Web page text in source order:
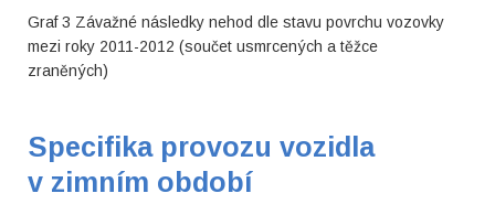
Graf 3 Závažné následky nehod dle stavu povrchu vozovky
mezi roky 2011-2012 (součet usmrcených a těžce
zraněných)
Specifika provozu vozidla
v zimním období